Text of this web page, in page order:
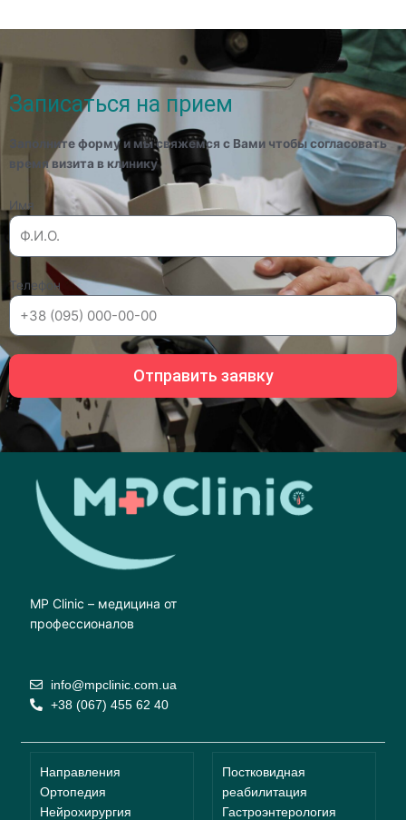
Записаться на прием
Заполните форму и мы свяжемся с Вами чтобы согласовать
время визита в клинику
Имя
Телефон
Отправить заявку
MP Clinic – медицина от
профессионалов
info@mpclinic.com.ua
+38 (067) 455 62 40
Направления
Ортопедия
Нейрохирургия
Постковидная
реабилитация
Гастроэнтерология